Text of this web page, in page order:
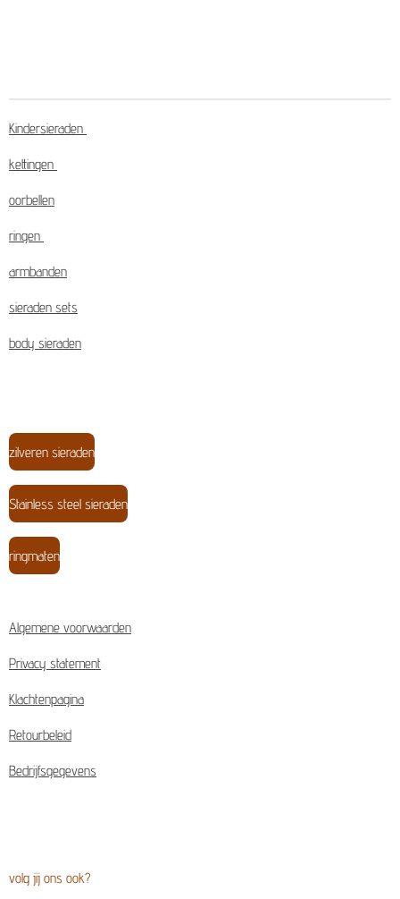
Kindersieraden
kettingen
oorbellen
ringen
armbanden
sieraden sets
body sieraden
zilveren sieraden
Stainless steel sieraden
ringmaten
Algemene voorwaarden
Privacy statement
Klachtenpagina
Retourbeleid
Bedrijfsgegevens
volg jij ons ook?